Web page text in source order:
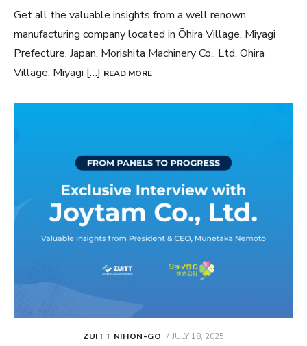
Get all the valuable insights from a well renown
manufacturing company located in Ōhira Village, Miyagi
Prefecture, Japan. Morishita Machinery Co., Ltd. Ohira
Village, Miyagi […] READ MORE
ZUITT NIHON-GO
POSTED
JULY 18, 2025